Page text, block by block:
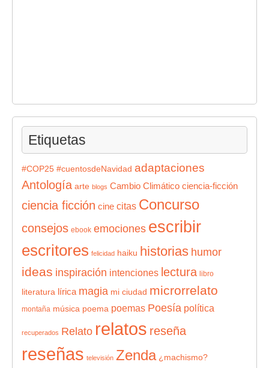
Etiquetas
#COP25 #cuentosdeNavidad adaptaciones
Antología arte blogs Cambio Climático ciencia-ficción
ciencia ficción cine citas Concurso
consejos ebook emociones escribir
escritores felicidad haiku historias humor
ideas inspiración intenciones lectura libro
literatura lírica magia mi ciudad microrrelato
montaña música poema poemas Poesía política
recuperados Relato relatos reseña
reseñas televisión Zenda ¿machismo?